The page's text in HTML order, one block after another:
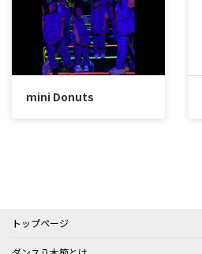
mini Donuts
トップページ